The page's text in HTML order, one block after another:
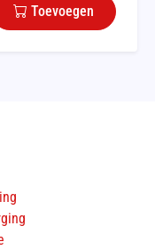
Toevoegen